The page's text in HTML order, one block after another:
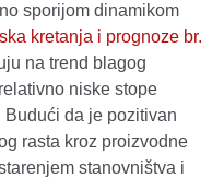
sporijom dinamikom
kretanja i prognoze br.
na trend blagog
niske stope
da je pozitivan
rasta kroz proizvodne
stanovništva i